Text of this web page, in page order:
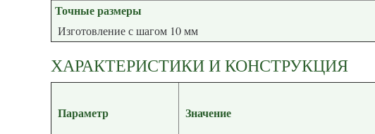
Точные размеры
Изготовление с шагом 10 мм
ХАРАКТЕРИСТИКИ И КОНСТРУКЦИЯ
Параметр Значение